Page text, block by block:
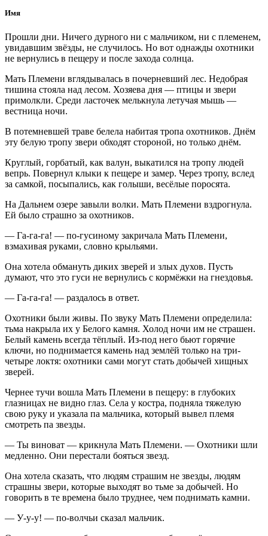
Имя
Прошли дни. Ничего дурного ни с мальчиком, ни с племенем,
увидавшим звёзды, не случилось. Но вот однажды охотники
не вернулись в пещеру и после захода солнца.
Мать Племени вглядывалась в почерневший лес. Недобрая
тишина стояла над лесом. Хозяева дня — птицы и звери
примолкли. Среди ласточек мелькнула летучая мышь —
вестница ночи.
В потемневшей траве белела набитая тропа охотников. Днём
эту белую тропу звери обходят стороной, но только днём.
Круглый, горбатый, как валун, выкатился на тропу людей
вепрь. Повернул клыки к пещере и замер. Через тропу, вслед
за самкой, посыпались, как голыши, весёлые поросята.
На Дальнем озере завыли волки. Мать Племени вздрогнула.
Ей было страшно за охотников.
— Га-га-га! — по-гусиному закричала Мать Племени,
взмахивая руками, словно крыльями.
Она хотела обмануть диких зверей и злых духов. Пусть
думают, что это гуси не вернулись с кормёжки на гнездовья.
— Га-га-га! — раздалось в ответ.
Охотники были живы. По звуку Мать Племени определила:
тьма накрыла их у Белого камня. Холод ночи им не страшен.
Белый камень всегда тёплый. Из-под него бьют горячие
ключи, но поднимается камень над землёй только на три-
четыре локтя: охотники сами могут стать добычей хищных
зверей.
Чернее тучи вошла Мать Племени в пещеру: в глубоких
глазницах не видно глаз. Села у костра, подняла тяжелую
свою руку и указала па мальчика, который вывел племя
смотреть па звезды.
— Ты виноват — крикнула Мать Племени. — Охотники шли
медленно. Они перестали бояться звезд.
Она хотела сказать, что людям страшим не звезды, людям
страшны звери, которые выходят во тьме за добычей. Но
говорить в те времена было труднее, чем поднимать камни.
— У-у-у! — по-волчьи сказал мальчик.